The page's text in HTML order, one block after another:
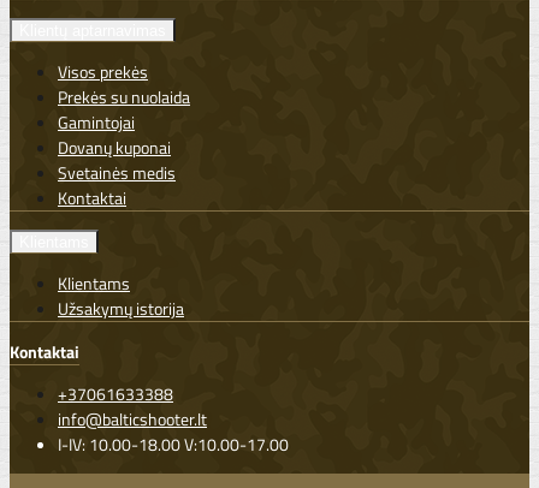
Visos prekės
Prekės su nuolaida
Gamintojai
Dovanų kuponai
Svetainės medis
Kontaktai
Klientams
Užsakymų istorija
Kontaktai
+37061633388
info@balticshooter.lt
I-IV: 10.00-18.00 V:10.00-17.00